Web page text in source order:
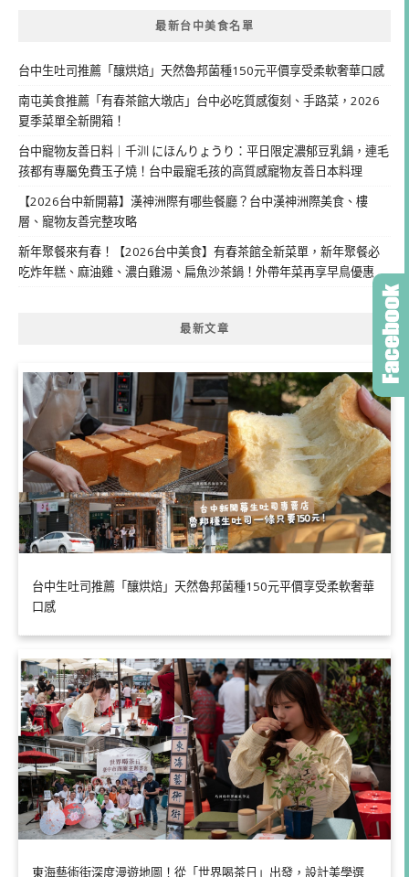
最新台中美食名單
台中生吐司推薦「釀烘焙」天然魯邦菌種150元平價享受柔軟奢華口感
南屯美食推薦「有春茶館大墩店」台中必吃質感復刻、手路菜，2026
夏季菜單全新開箱！
台中寵物友善日料｜千汌 にほんりょうり：平日限定濃郁豆乳鍋，連毛
孩都有專屬免費玉子燒！台中最寵毛孩的高質感寵物友善日本料理
【2026台中新開幕】漢神洲際有哪些餐廳？台中漢神洲際美食、樓
層、寵物友善完整攻略
新年聚餐來有春！【2026台中美食】有春茶館全新菜單，新年聚餐必
吃炸年糕、麻油雞、濃白雞湯、扁魚沙茶鍋！外帶年菜再享早鳥優惠
最新文章
台中生吐司推薦「釀烘焙」天然魯邦菌種150元平價享受柔軟奢華
口感
東海藝術街深度漫遊地圖！從「世界喝茶日」出發，設計美學選